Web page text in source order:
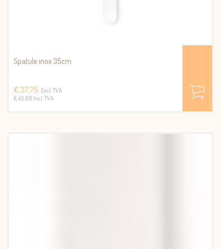
Spatule inox 35cm
€ 37,75 Excl. TVA
€ 45.68 Incl. TVA